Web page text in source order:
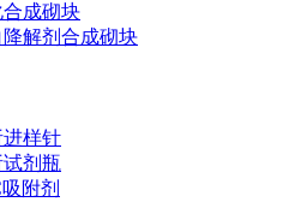
成砌块
解剂合成砌块
样针
剂瓶
附剂